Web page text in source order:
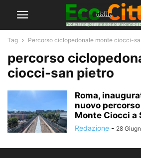
Tag Percorso ciclopedonale monte ciocci-
percorso
ciocci-san pietro
Roma,
nuovo
Monte Ciocci a
Redazione - 28